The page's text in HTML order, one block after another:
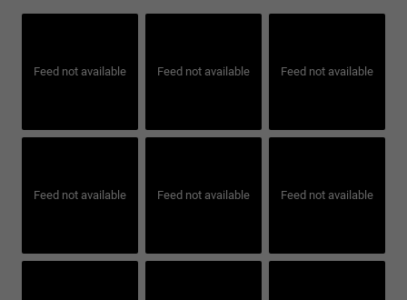
Feed not available Feed not available Feed not available
Feed not available Feed not available Feed not available